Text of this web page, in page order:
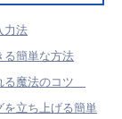
力法
る簡単な方法
る魔法のコツ
を立ち上げる簡単